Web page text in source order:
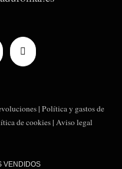
| Política y gastos de
de cookies| Aviso legal
VENDIDOS